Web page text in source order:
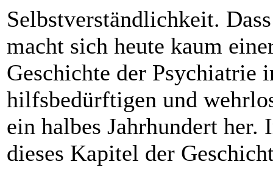
Selbstverständlichkeit.
macht sich heute kaum
Geschichte der
hilfsbedürftigen und
ein halbes Jahrhundert
dieses Kapitel der